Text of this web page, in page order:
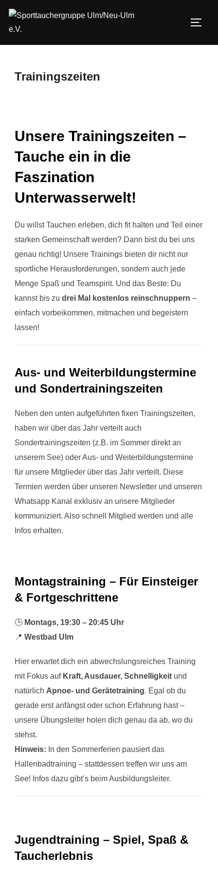
Inhalt
springen
Trainingszeiten
Unsere Trainingszeiten –
Tauche ein in die
Faszination
Unterwasserwelt!
Du willst Tauchen erleben, dich fit halten und Teil einer
starken Gemeinschaft werden? Dann bist du bei uns
genau richtig! Unsere Trainings bieten dir nicht nur
sportliche Herausforderungen, sondern auch jede
Menge Spaß und Teamspirit. Und das Beste: Du
kannst bis zu drei Mal kostenlos reinschnuppern –
einfach vorbeikommen, mitmachen und begeistern
lassen!
Aus- und Weiterbildungstermine
und Sondertrainingszeiten
Neben den unten aufgeführten fixen Trainingszeiten,
haben wir über das Jahr verteilt auch
Sondertrainingszeiten (z.B. im Sommer direkt an
unserem See) oder Aus- und Weiterbildungstermine
für unsere Mitglieder über das Jahr verteilt. Diese
Termien werden über unseren Newsletter und unseren
Whatsapp Kanal exklusiv an unsere Mitglieder
kommuniziert. Also schnell Mitglied werden und alle
Infos erhalten.
Montagstraining – Für Einsteiger
& Fortgeschrittene
🕒 Montags, 19:30 – 20:45 Uhr
📍 Westbad Ulm
Hier erwartet dich ein abwechslungsreiches Training
mit Fokus auf Kraft, Ausdauer, Schnelligkeit und
natürlich Apnoe- und Gerätetraining. Egal ob du
gerade erst anfängst oder schon Erfahrung hast –
unsere Übungsleiter holen dich genau da ab, wo du
stehst.
Hinweis: In den Sommerferien pausiert das
Hallenbadtraining – stattdessen treffen wir uns am
See! Infos dazu gibt’s beim Ausbildungsleiter.
Jugendtraining – Spiel, Spaß &
Taucherlebnis